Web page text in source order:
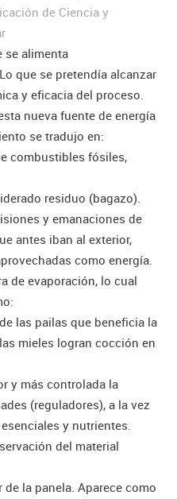
de Ciencia y
se alimenta
que se pretendía alcanzar
y eficacia del proceso.
nueva fuente de energía
se tradujo en:
combustibles fósiles,
residuo (bagazo).
y emanaciones de
antes iban al exterior,
como energía.
de evaporación, lo cual
las pailas que beneficia la
mieles logran cocción en
y más controlada la
(reguladores), a la vez
y nutrientes.
del material
la panela. Aparece como